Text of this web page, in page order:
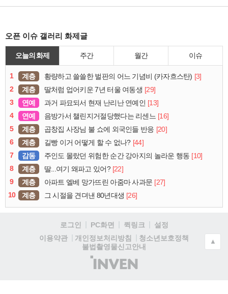
오픈 이슈 갤러리 화제글
오늘의 화제 주간 월간 이슈
1 계층 황량하고 쓸쓸한 벌판의 어느 기념비 (카자흐스탄) [3]
2
계층 딸처럼 업어키운 7년 터울 여동생 [29]
3
연예 과거 파묘되서 현재 난리난 연예인 [13]
4
연예 음방가서 챌린지거절당했다는 리센느 [16]
5
계층 곱창집 사장님 불 쇼에 외국인들 반응 [20]
6
계층 길빵 이거 어떻게 할 수 없나? [44]
7
감동 주인도 몰랐던 위험한 순간 강아지의 놀라운 행동 [10]
8
계층 딸...여기 왜파고 있어? [22]
9
계층 아파트 엘베 망가뜨린 아줌마 사과문 [27]
10
계층 그 시절을 견뎌낸 80년대생 [26]
로그인 PC화면 퀵링크
설정
이용약관
개인정보처리방침
청소년보호정책
불법촬영물신고안내
(주)
인
▲